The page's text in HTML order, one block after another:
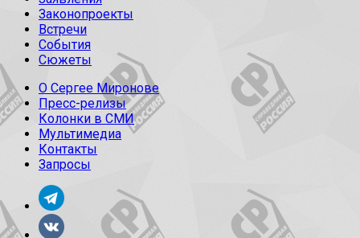
Законопроекты
Встречи
События
Сюжеты
О Сергее Миронове
Пресс-релизы
Колонки в СМИ
Мультимедиа
Контакты
Запросы